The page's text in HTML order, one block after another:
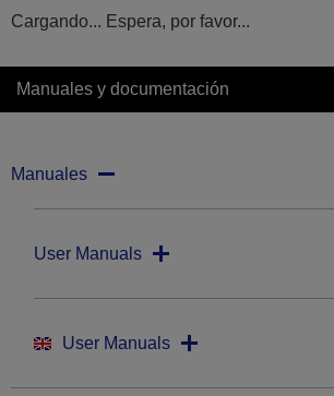
Cargando... Espera, por favor...
Manuales y documentación
Manuales
User Manuals
User Manuals